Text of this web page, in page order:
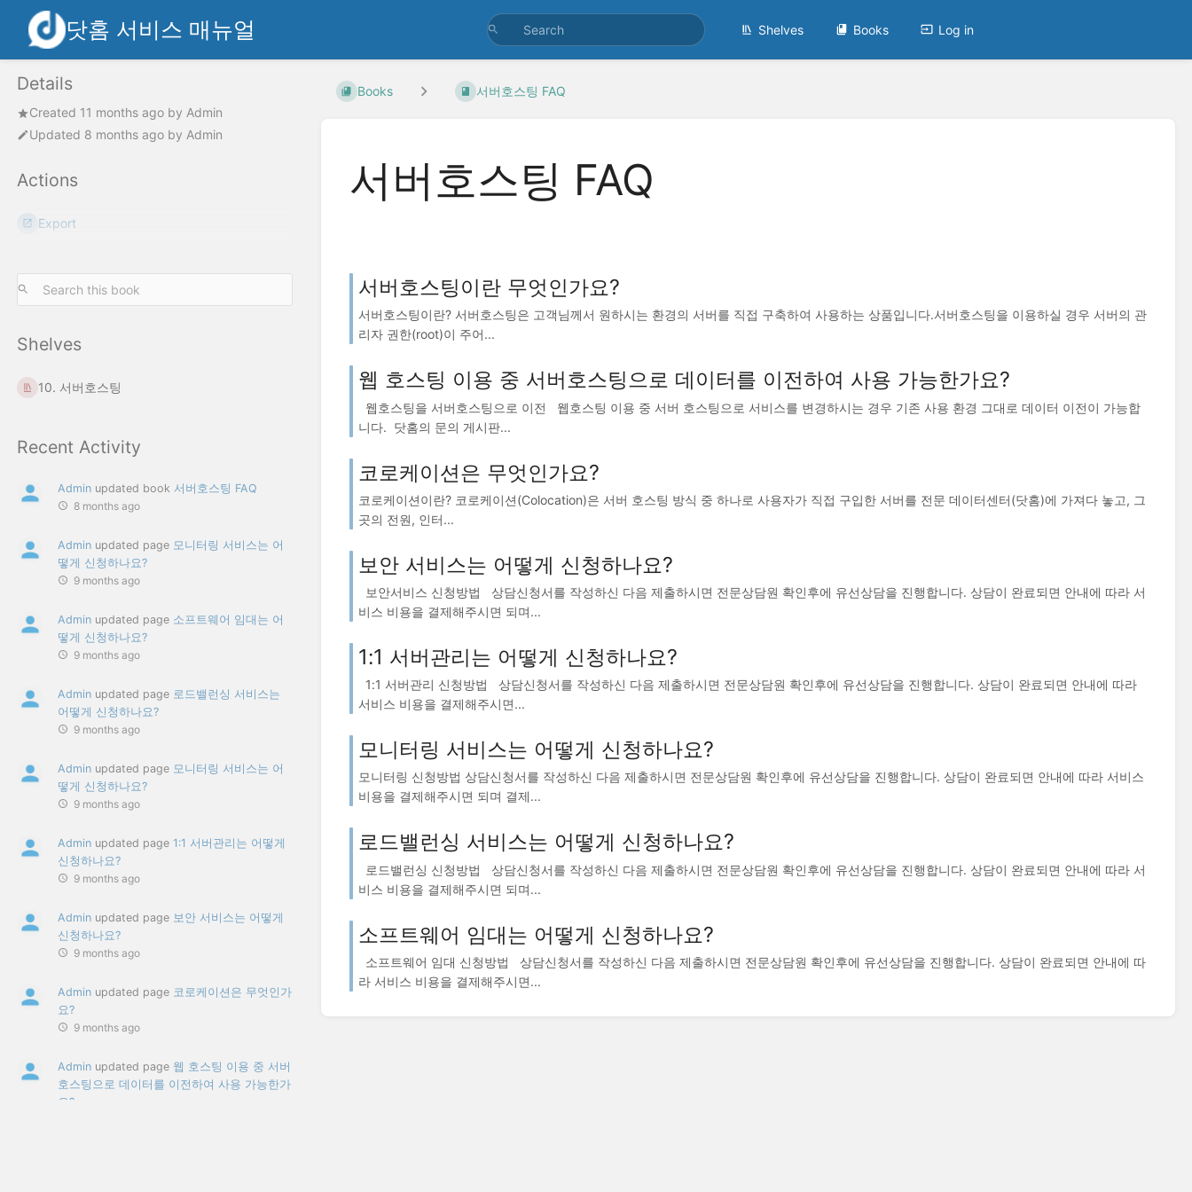
닷홈 서비스 매뉴얼 Shelves Books Log in
Details
Created 11 months ago by Admin
Updated 8 months ago by Admin
Actions
Export
Shelves
10. 서버호스팅
Recent Activity
Admin updated book 서버호스팅 FAQ
8 months ago
Admin updated page 모니터링 서비스는 어
떻게 신청하나요?
9 months ago
Admin updated page 소프트웨어 임대는 어
떻게 신청하나요?
9 months ago
Admin updated page 로드밸런싱 서비스는
어떻게 신청하나요?
9 months ago
Admin updated page 모니터링 서비스는 어
떻게 신청하나요?
9 months ago
Admin updated page 1:1 서버관리는 어떻게
신청하나요?
9 months ago
Admin updated page 보안 서비스는 어떻게
신청하나요?
9 months ago
Admin updated page 코로케이션은 무엇인가
요?
9 months ago
Admin updated page 웹 호스팅 이용 중 서버
호스팅으로 데이터를 이전하여 사용 가능한가
요?
Books 서버호스팅 FAQ
서버호스팅 FAQ
서버호스팅이란 무엇인가요?
서버호스팅이란? 서버호스팅은 고객님께서 원하시는 환경의 서버를 직접 구축하여 사용하는 상품입니다.​ 서버호스팅을 이용하실 경우 서버의 관
리자 권한(root)이 주어...
웹 호스팅 이용 중 서버호스팅으로 데이터를 이전하여 사용 가능한가요?
웹호스팅을 서버호스팅으로 이전 웹호스팅 이용 중 서버 호스팅으로 서비스를 변경하시는 경우 기존 사용 환경 그대로 데이터 이전이 가능합
니다. 닷홈의 문의 게시판...
코로케이션은 무엇인가요?
코로케이션이란? 코로케이션(Colocation)은 서버 호스팅 방식 중 하나로 사용자가 직접 구입한 서버를 전문 데이터센터(닷홈)에 가져다 놓고, 그
곳의 전원, 인터...
보안 서비스는 어떻게 신청하나요?
보안서비스 신청방법 상담신청서를 작성하신 다음 제출하시면 전문상담원 확인후에 유선상담을 진행합니다. 상담이 완료되면 안내에 따라 서
비스 비용을 결제해주시면 되며...
1:1 서버관리는 어떻게 신청하나요?
1:1 서버관리 신청방법 상담신청서를 작성하신 다음 제출하시면 전문상담원 확인후에 유선상담을 진행합니다. 상담이 완료되면 안내에 따라
서비스 비용을 결제해주시면...
모니터링 서비스는 어떻게 신청하나요?
모니터링 신청방법 상담신청서를 작성하신 다음 제출하시면 전문상담원 확인후에 유선상담을 진행합니다. 상담이 완료되면 안내에 따라 서비스
비용을 결제해주시면 되며 결제...
로드밸런싱 서비스는 어떻게 신청하나요?
로드밸런싱 신청방법 상담신청서를 작성하신 다음 제출하시면 전문상담원 확인후에 유선상담을 진행합니다. 상담이 완료되면 안내에 따라 서
비스 비용을 결제해주시면 되며...
소프트웨어 임대는 어떻게 신청하나요?
소프트웨어 임대 신청방법 상담신청서를 작성하신 다음 제출하시면 전문상담원 확인후에 유선상담을 진행합니다. 상담이 완료되면 안내에 따
라 서비스 비용을 결제해주시면...